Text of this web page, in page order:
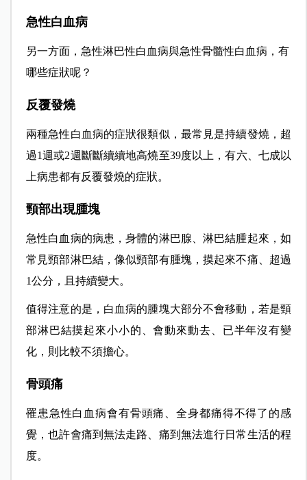
急性白血病
另一方面，急性淋巴性白血病與急性骨髓性白血病，有
哪些症狀呢？
反覆發燒
兩種急性白血病的症狀很類似，最常見是持續發燒，超
過1週或2週斷斷續續地高燒至39度以上，有六、七成以
上病患都有反覆發燒的症狀。
頸部出現腫塊
急性白血病的病患，身體的淋巴腺、淋巴結腫起來，如
常見頸部淋巴結，像似頸部有腫塊，摸起來不痛、超過
1公分，且持續變大。
值得注意的是，白血病的腫塊大部分不會移動，若是頸
部淋巴結摸起來小小的、會動來動去、已半年沒有變
化，則比較不須擔心。
骨頭痛
罹患急性白血病會有骨頭痛、全身都痛得不得了的感
覺，也許會痛到無法走路、痛到無法進行日常生活的程
度。